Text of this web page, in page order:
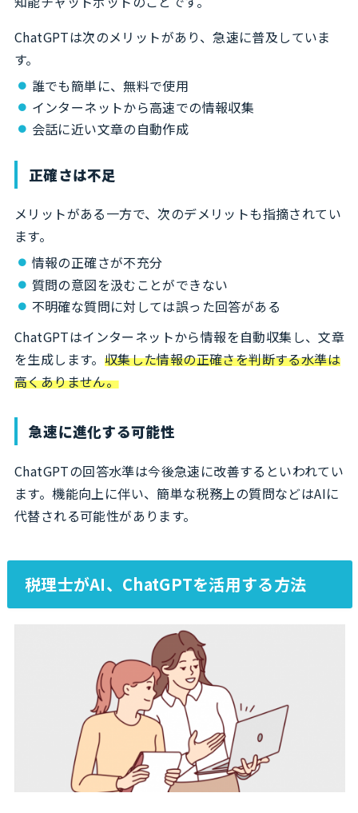
ChatGPTは次のメリットがあり、急速に普及していま
す。
誰でも簡単に、無料で使用
インターネットから高速での情報収集
会話に近い文章の自動作成
正確さは不足
メリットがある一方で、次のデメリットも指摘されてい
ます。
情報の正確さが不充分
質問の意図を汲むことができない
不明確な質問に対しては誤った回答がある
ChatGPTはインターネットから情報を自動収集し、文章
を生成します。 収集した情報の正確さを判断する水準は
高くありません。
急速に進化する可能性
ChatGPTの回答水準は今後急速に改善するといわれてい
ます。機能向上に伴い、簡単な税務上の質問などはAIに
代替される可能性があります。
税理士がAI、ChatGPTを活用する方法